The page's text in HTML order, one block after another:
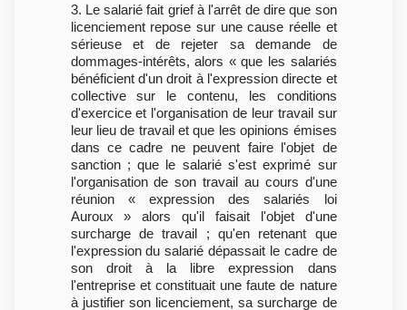
3. Le salarié fait grief à l'arrêt de dire que son
licenciement repose sur une cause réelle et
sérieuse et de rejeter sa demande de
dommages-intérêts, alors « que les salariés
bénéficient d'un droit à l'expression directe et
collective sur le contenu, les conditions
d'exercice et l'organisation de leur travail sur
leur lieu de travail et que les opinions émises
dans ce cadre ne peuvent faire l'objet de
sanction ; que le salarié s'est exprimé sur
l'organisation de son travail au cours d'une
réunion « expression des salariés loi
Auroux » alors qu'il faisait l'objet d'une
surcharge de travail ; qu'en retenant que
l'expression du salarié dépassait le cadre de
son droit à la libre expression dans
l'entreprise et constituait une faute de nature
à justifier son licenciement, sa surcharge de